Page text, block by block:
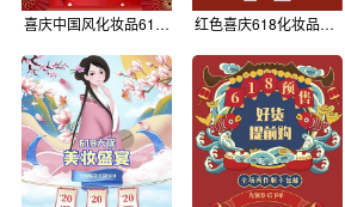
喜庆中国风化妆品618促销电商首页 红色喜庆618化妆品促销电商首页